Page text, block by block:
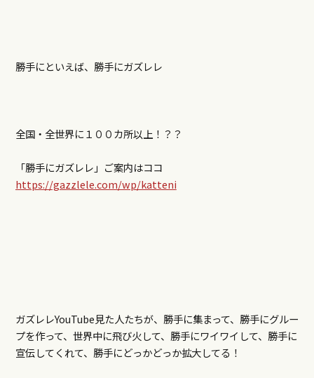
勝手にといえば、勝手にガズレレ
全国・全世界に１００カ所以上！？？
「勝手にガズレレ」ご案内はココ
https://gazzlele.com/wp/katteni
ガズレレYouTube見た人たちが、勝手に集まって、勝手にグルー
プを作って、世界中に飛び火して、勝手にワイワイして、勝手に
宣伝してくれて、勝手にどっかどっか拡大してる！